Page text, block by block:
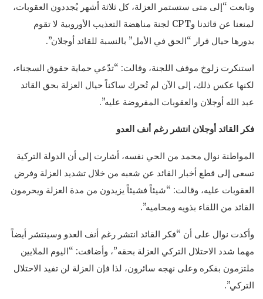
وتابعت “إلى متى ستستمر العزلة، كل ثلاثة أشهر يُجددون العقوبات،
لمنعنا عن قائدنا وCPT لجنة مناهضة التعذيب الأوروبية لا تقوم
بدورها حيال قرار “الحق في الأمل” بالنسبة للقائد أوجلان”.
استنكرت زلوخ موقف اللجنة، وقالت: “تدّعي حماية حقوق السجناء،
لكنها عكس ذلك، إلى الآن لم تُحرك ساكناً حيال العزلة بحق القائد
عبد الله أوجلان والعقوبات المفروضة عليه”.
فكر القائد أوجلان انتشر رغم أنف العدو
المواطنة نوال محمد من الحي نفسه، أشارت إلى أن الدولة التركية
تسعى إلى قطع أخبار القائد عن شعبه من خلال تشديد العزلة وفرض
العقوبات عليه، وقالت: “شيئاً فشيئاً يزيدون من مدة العزلة ويحرمون
القائد من اللقاء بذويه ومحاميه”.
وأكدت نوال على أن “فكر القائد انتشر رغم أنف العدو وسينتشر أيضاً
مهما شدد الاحتلال التركي العزلة بحقه”، وأضافت: “اليوم الملايين
ملتزمون بفكره وعلى نهجه سائرون، لذا فإن العزلة لن تفيد الاحتلال
التركي”.